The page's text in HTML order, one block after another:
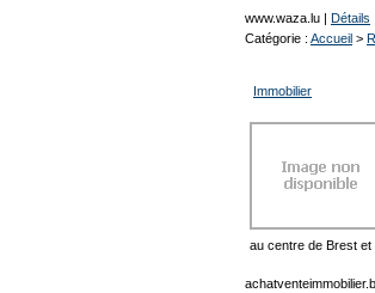
www.waza.lu | Détails
Catégorie : Accueil >
Immobilier
au centre de Brest